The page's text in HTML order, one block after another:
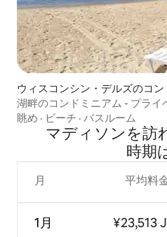
ウィスコンシン・デルズのコ
湖畔のコンドミニアム - プライ
眺め · ビーチ · バスルーム
マディソンを訪⁠
時⁠期⁠
月
1月
平均料
¥23,513